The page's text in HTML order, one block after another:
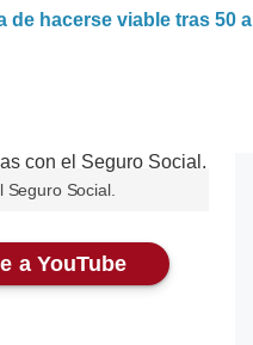
de hacerse viable tras 50
Social.
a YouTube